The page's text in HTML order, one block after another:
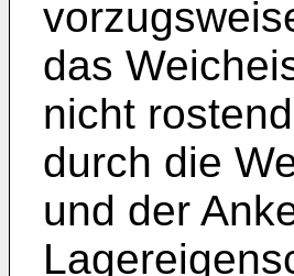
das
nicht
durch die
und der